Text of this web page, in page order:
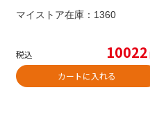
マイストア在庫： 1360
税込 10022
カートに入れる